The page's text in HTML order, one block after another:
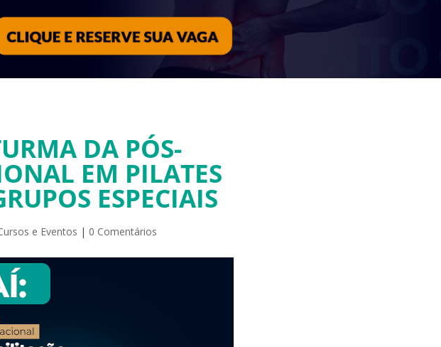
DA PÓS-
EM PILATES
ESPECIAIS
e Eventos | 0 Comentários